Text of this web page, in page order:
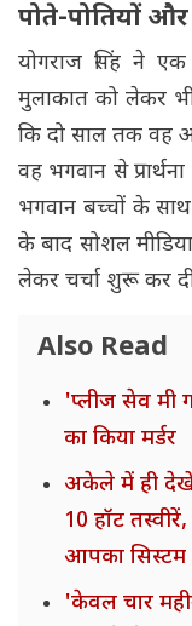
पोते-पोतियों
योगराज सिंह ने
मुलाकात को लेकर
कि दो साल तक वह
वह भगवान से
भगवान बच्चों के
के बाद सोशल
लेकर चर्चा शुरू कर
Also Read
'प्लीज सेव मी
का किया मर्डर
अकेले में ही देखें
10 हॉट
आपका सिस्टम
'केवल चार